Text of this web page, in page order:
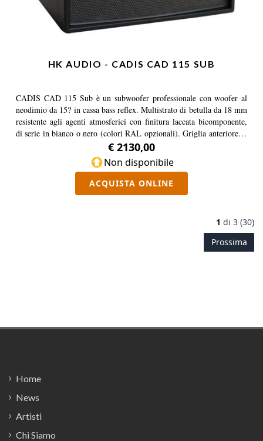
HK AUDIO - CADIS CAD 115 SUB
CADIS CAD 115 Sub è un subwoofer professionale con woofer al
neodimio da 15? in cassa bass reflex. Multistrato di betulla da 18 mm
resistente agli agenti atmosferici con finitura laccata bicomponente,
di serie in bianco o nero (colori RAL opzionali). Griglia anteriore in
acciaio verniciato a polvere con supporto in schiuma, due MultiGrip
integrati. Può essere fissato al CADIS Rigging/Stacking Frame e/o
montato sul CADIS Connector Frame in combinazione con il CAD
€ 2130,00
Non disponibile
ACQUISTA ONLINE
1 di 3 (30)
Prossima
Home
News
Artisti
Chi Siamo